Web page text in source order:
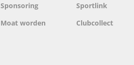
Sponsoring
Moat worden
Sportlink
Clubcollect